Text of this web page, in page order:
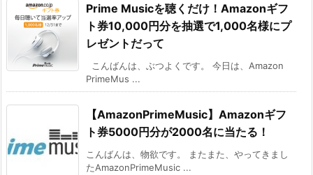
Prime Musicを聴くだけ！Amazonギフ
ト券10,000円分を抽選で1,000名様にプ
レゼントだって
こんばんは、ぶつよくです。 今日は、Amazon
PrimeMus ...
【AmazonPrimeMusic】Amazonギフ
ト券5000円分が2000名に当たる！
こんばんは、物欲です。 またまた、やってきまし
たAmazonPrimeMusic ...